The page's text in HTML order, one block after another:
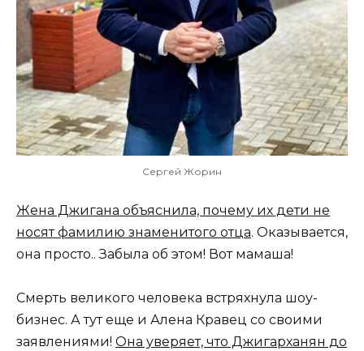
Сергей Жорин
Жена Джигана объяснила, почему их дети не
носят фамилию знаменитого отца. Оказывается,
она просто.. Забыла об этом! Вот мамаша!
Смерть великого человека встряхнула шоу-
бизнес. А тут еще и Алена Кравец со своими
заявлениями! Она уверяет, что Джигарханян до